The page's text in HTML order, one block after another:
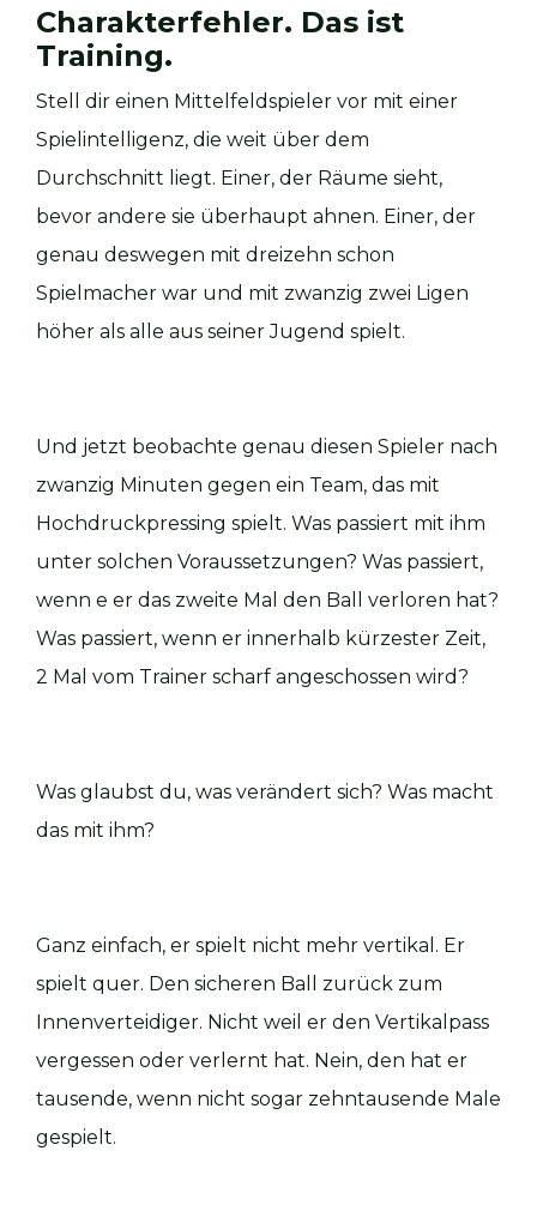
Charakterfehler. Das ist
Training.
Stell dir einen Mittelfeldspieler vor mit einer
Spielintelligenz, die weit über dem
Durchschnitt liegt. Einer, der Räume sieht,
bevor andere sie überhaupt ahnen. Einer, der
genau deswegen mit dreizehn schon
Spielmacher war und mit zwanzig zwei Ligen
höher als alle aus seiner Jugend spielt.
Und jetzt beobachte genau diesen Spieler nach
zwanzig Minuten gegen ein Team, das mit
Hochdruckpressing spielt. Was passiert mit ihm
unter solchen Voraussetzungen? Was passiert,
wenn e er das zweite Mal den Ball verloren hat?
Was passiert, wenn er innerhalb kürzester Zeit,
2 Mal vom Trainer scharf angeschossen wird?
Was glaubst du, was verändert sich? Was macht
das mit ihm?
Ganz einfach, er spielt nicht mehr vertikal. Er
spielt quer. Den sicheren Ball zurück zum
Innenverteidiger. Nicht weil er den Vertikalpass
vergessen oder verlernt hat. Nein, den hat er
tausende, wenn nicht sogar zehntausende Male
gespielt.